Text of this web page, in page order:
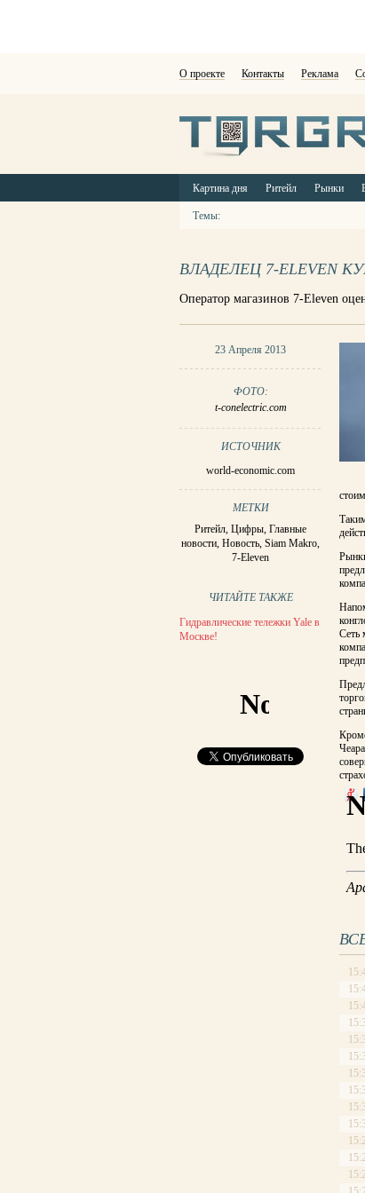
О проекте Контакты Реклама
Картина дня Ритейл Рынки
Темы:
ВЛАДЕЛЕЦ 7-ELEVEN
Оператор магазинов 7-Eleven
23 Апреля 2013
ФОТО:
t-conelectric.com
ИСТОЧНИК
world-economic.com
МЕТКИ
Ритейл, Цифры, Главные
новости, Новость, Siam Makro,
7-Eleven
ЧИТАЙТЕ ТАКЖЕ
Гидравлические тележки Yale в
Москве!
Сеть